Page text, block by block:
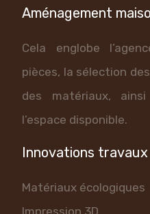
Aménagement
Cela englobe
pièces, la sélection
des matériaux,
l’espace disponible.
Innovations travaux
Matériaux écologiques